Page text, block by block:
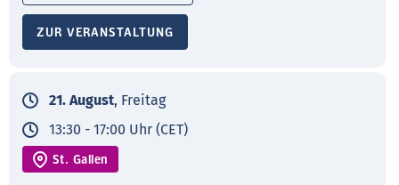
ZUR VERANSTALTUNG
21. August, Freitag
13:30 - 17:00 Uhr (CET)
St. Gallen